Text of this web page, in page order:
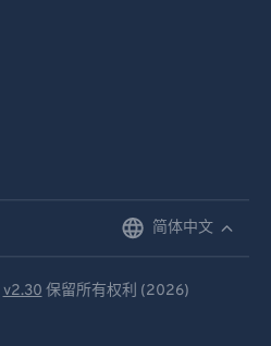
简体中文
v2.30 保留所有权利 (2026)